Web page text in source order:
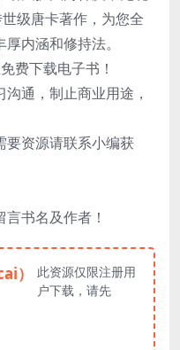
级唐卡著作，为您全
内涵和修持法。
费下载电子书！
通，制止商业用途，
要资源请联系小编获
书名及作者！
）
此资源仅限注册用
户下载，请先